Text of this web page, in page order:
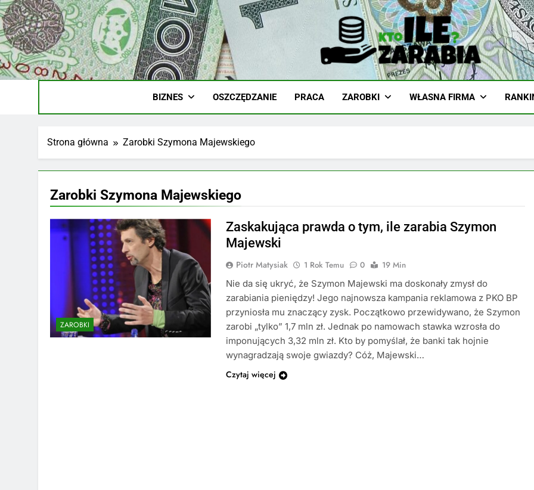
Skip
to
content
Ile-Zarabia.edu.pl
Zarobki Gwiazd, Ciekawostki I Biznes
BIZNES OSZCZĘDZANIE PRACA ZAROBKI WŁASNA FIRMA
Strona główna Zarobki Szymona Majewskiego
Zarobki Szymona Majewskiego
ZAROBKI
Zaskakująca prawda o tym, ile zarabia Szymon
Majewski
Piotr Matysiak 1 Rok Temu 0
19 Min
Nie da się ukryć, że Szymon Majewski ma doskonały zmysł do
zarabiania pieniędzy! Jego najnowsza kampania reklamowa z PKO BP
przyniosła mu znaczący zysk. Początkowo przewidywano, że Szymon
zarobi „tylko” 1,7 mln zł. Jednak po namowach stawka wzrosła do
imponujących 3,32 mln zł. Kto by pomyślał, że banki tak hojnie
wynagradzają swoje gwiazdy? Cóż, Majewski…
Czytaj więcej